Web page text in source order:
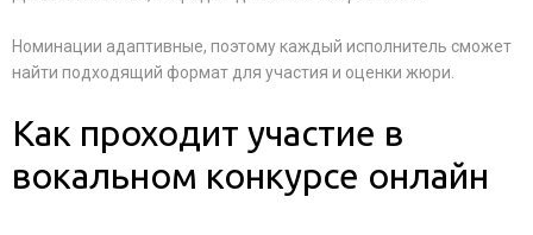
Номинации адаптивные, поэтому каждый исполнитель сможет
найти подходящий формат для участия и оценки жюри.
Как проходит участие в
вокальном конкурсе онлайн